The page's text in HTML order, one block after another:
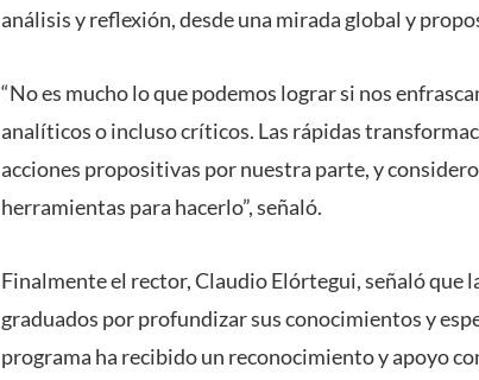
análisis y reflexión, desde una mirada global y
“No es mucho lo que podemos lograr si nos
analíticos o incluso críticos. Las rápidas
acciones propositivas por nuestra parte, y
herramientas para hacerlo”, señaló.
Finalmente el rector, Claudio Elórtegui, señaló que
graduados por profundizar sus conocimientos y
programa ha recibido un reconocimiento y apoyo